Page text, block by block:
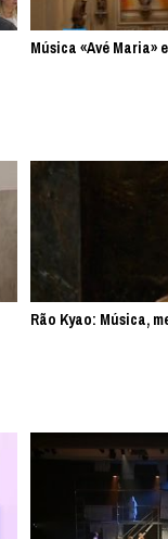
Música «Avé Maria»
Rão Kyao: Música,